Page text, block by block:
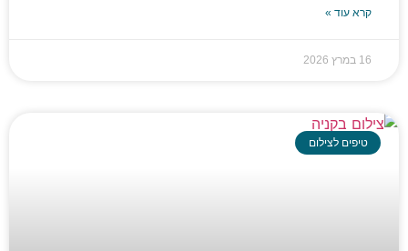
קרא עוד »
16 במרץ 2026
טיפים לצילום